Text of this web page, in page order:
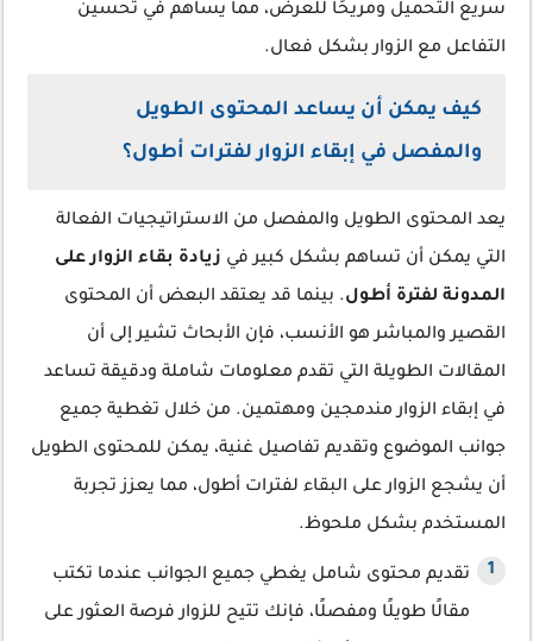
سريع التحميل ومريحًا للعرض، مما يساهم في تحسين
التفاعل مع الزوار بشكل فعال.
كيف يمكن أن يساعد المحتوى الطويل
والمفصل في إبقاء الزوار لفترات أطول؟
يعد المحتوى الطويل والمفصل من الاستراتيجيات الفعالة
التي يمكن أن تساهم بشكل كبير في زيادة بقاء الزوار على
المدونة لفترة أطول. بينما قد يعتقد البعض أن المحتوى
القصير والمباشر هو الأنسب، فإن الأبحاث تشير إلى أن
المقالات الطويلة التي تقدم معلومات شاملة ودقيقة تساعد
في إبقاء الزوار مندمجين ومهتمين. من خلال تغطية جميع
جوانب الموضوع وتقديم تفاصيل غنية، يمكن للمحتوى الطويل
أن يشجع الزوار على البقاء لفترات أطول، مما يعزز تجربة
المستخدم بشكل ملحوظ.
تقديم محتوى شامل يغطي جميع الجوانب عندما تكتب
مقالًا طويلًا ومفصلًا، فإنك تتيح للزوار فرصة العثور على